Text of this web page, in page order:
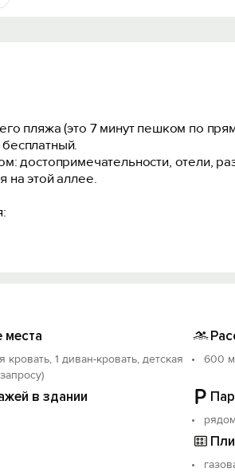
пляжа (это 7 минут пешком по
достопримечательности, отели,
на этой аллее.
площадка.
холодильник,
комната, совмещённый
(кухня). Или питание
места
кровать, 1 диван-кровать, детская
600
в здании